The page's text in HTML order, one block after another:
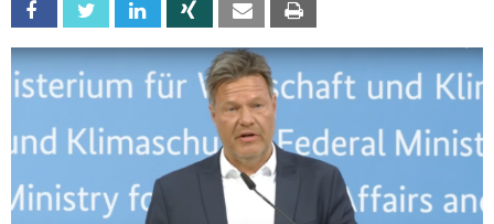
Facebook Twitter Linkedin Xing Email